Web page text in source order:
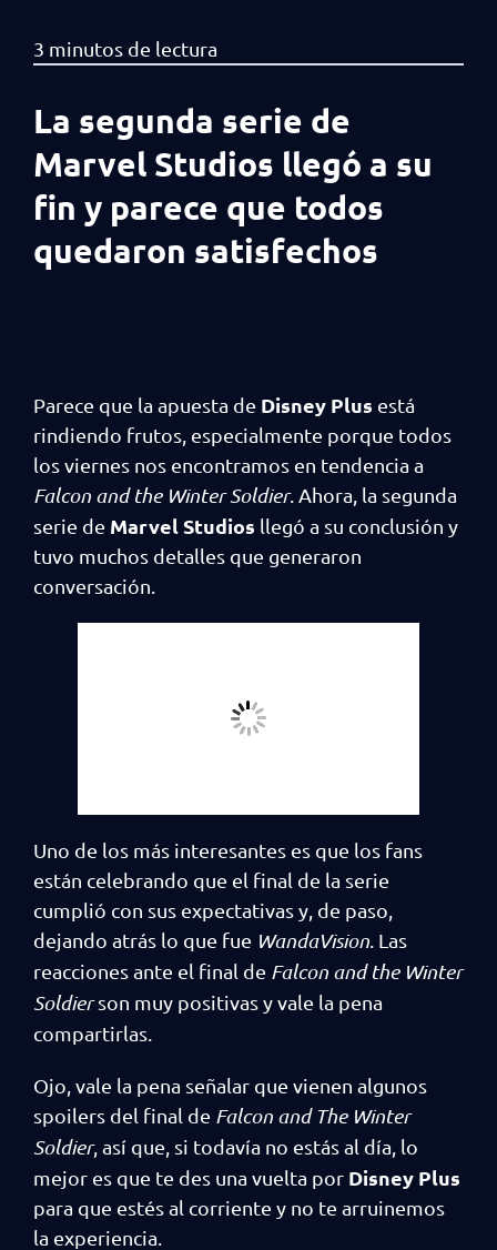
La segunda serie de
Marvel Studios llegó a su
fin y parece que todos
quedaron satisfechos
Parece que la apuesta de Disney Plus está
rindiendo frutos, especialmente porque todos
los viernes nos encontramos en tendencia a
Falcon and the Winter Soldier. Ahora, la segunda
serie de Marvel Studios llegó a su conclusión y
tuvo muchos detalles que generaron
conversación.
Uno de los más interesantes es que los fans
están celebrando que el final de la serie
cumplió con sus expectativas y, de paso,
dejando atrás lo que fue WandaVision . Las
reacciones ante el final de Falcon and the Winter
Soldierson muy positivas y vale la pena
compartirlas.
Ojo, vale la pena señalar que vienen algunos
spoilers del final de Falcon and The Winter
Soldier, así que, si todavía no estás al día, lo
mejor es que te des una vuelta por Disney Plus
para que estés al corriente y no te arruinemos
la experiencia.